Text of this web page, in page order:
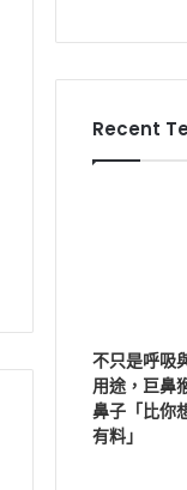
Recent
不只是呼吸
用途，巨鼻
鼻子「比你
有料」